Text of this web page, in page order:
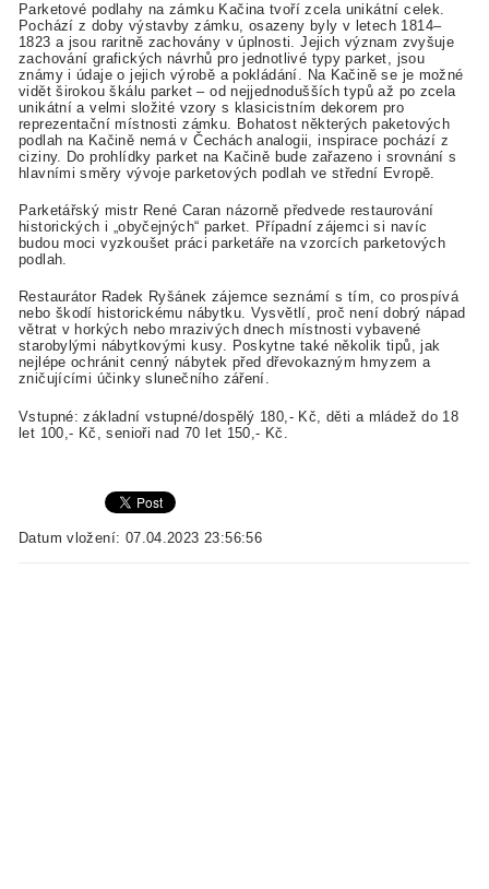
Parketové podlahy na zámku Kačina tvoří zcela unikátní celek.
Pochází z doby výstavby zámku, osazeny byly v letech 1814–
1823 a jsou raritně zachovány v úplnosti. Jejich význam zvyšuje
zachování grafických návrhů pro jednotlivé typy parket, jsou
známy i údaje o jejich výrobě a pokládání. Na Kačině se je možné
vidět širokou škálu parket – od nejjednodušších typů až po zcela
unikátní a velmi složité vzory s klasicistním dekorem pro
reprezentační místnosti zámku. Bohatost některých paketových
podlah na Kačině nemá v Čechách analogii, inspirace pochází z
ciziny. Do prohlídky parket na Kačině bude zařazeno i srovnání s
hlavními směry vývoje parketových podlah ve střední Evropě.
Parketářský mistr René Caran názorně předvede restaurování
historických i „obyčejných“ parket. Případní zájemci si navíc
budou moci vyzkoušet práci parketáře na vzorcích parketových
podlah.
Restaurátor Radek Ryšánek zájemce seznámí s tím, co prospívá
nebo škodí historickému nábytku. Vysvětlí, proč není dobrý nápad
větrat v horkých nebo mrazivých dnech místnosti vybavené
starobylými nábytkovými kusy. Poskytne také několik tipů, jak
nejlépe ochránit cenný nábytek před dřevokazným hmyzem a
zničujícími účinky slunečního záření.
Vstupné: základní vstupné/dospělý 180,- Kč, děti a mládež do 18
let 100,- Kč, senioři nad 70 let 150,- Kč.
Datum vložení: 07.04.2023 23:56:56